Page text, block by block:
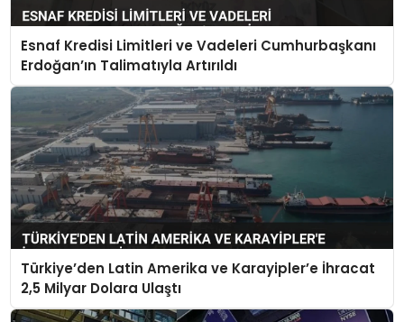
Esnaf Kredisi Limitleri ve Vadeleri Cumhurbaşkanı
Erdoğan’ın Talimatıyla Artırıldı
Türkiye’den Latin Amerika ve Karayipler’e İhracat
2,5 Milyar Dolara Ulaştı